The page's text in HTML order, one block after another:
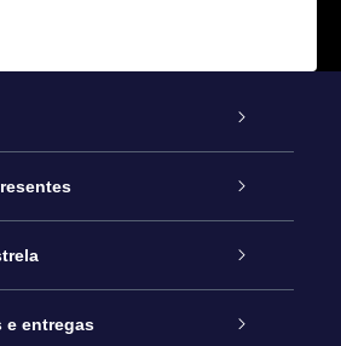
OSR
e entregas